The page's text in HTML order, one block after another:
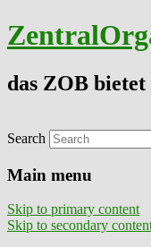
das ZOB
Search
Main menu
Skip to primary content
Skip to secondary